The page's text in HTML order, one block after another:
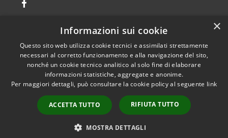
RSS
Accessibilità
Cookie
Mappa del sito
Feedback per non
Copyright © 2026 • Comune di
Isernia • Powered by
Municipium•Accesso
redazione
×
Informazioni sui cookie
Questo sito web utilizza cookie tecnici e assimilati strettamente
necessari al corretto funzionamento e alla navigazione del sito,
nonché un cookie tecnico analitico al solo fine di elaborare
informazioni statistiche, aggregate e anonime.
Per maggiori dettagli, può consultare la cookie policy al seguente link
ACCETTA TUTTO RIFIUTA TUTTO
MOSTRA DETTAGLI